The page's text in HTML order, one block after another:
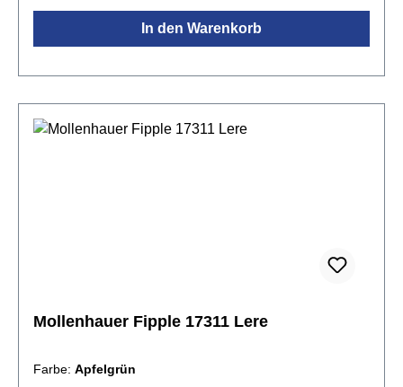
StimmungKleinfingerwulst für kleine FingerTasche:
Regenbogen-Flötentasche mit individuellem
Microfaserwischer, Fettdöschen, Grifftabelle &
In den Warenkorb
Mollenhauer Fipple 17311 Lere
Farbe: Apfelgrün